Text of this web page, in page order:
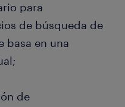
para
de búsqueda de
basa en una
de